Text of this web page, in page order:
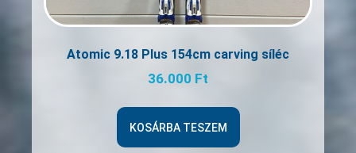
Atomic 9.18 Plus 154cm carving síléc
36.000 Ft
KOSÁRBA TESZEM